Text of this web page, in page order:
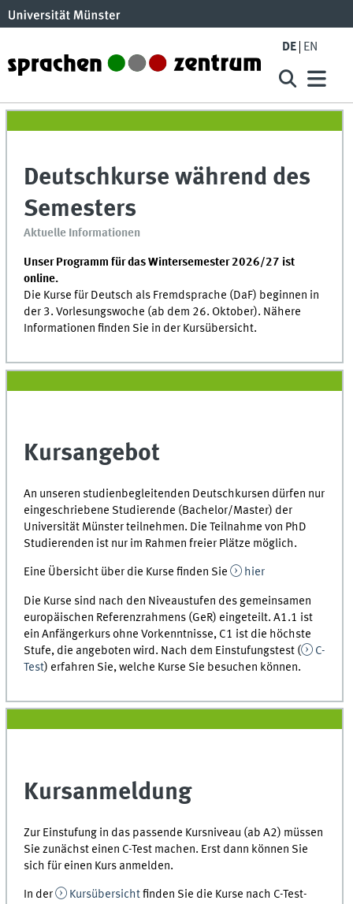
DE EN
Deutschkurse während des
Semesters
Aktuelle Informationen
Unser Programm für das Wintersemester 2026/27 ist
online.
Die Kurse für Deutsch als Fremdsprache (DaF) beginnen in
der 3. Vorlesungswoche (ab dem 26. Oktober). Nähere
Informationen finden Sie in der Kursübersicht.
Kursangebot
An unseren studienbegleitenden Deutschkursen dürfen nur
eingeschriebene Studierende (Bachelor/Master) der
Universität Münster teilnehmen. Die Teilnahme von PhD
Studierenden ist nur im Rahmen freier Plätze möglich.
Eine Übersicht über die Kurse finden Sie hier
Die Kurse sind nach den Niveaustufen des gemeinsamen
europäischen Referenzrahmens (GeR) eingeteilt. A1.1 ist
ein Anfängerkurs ohne Vorkenntnisse, C1 ist die höchste
Stufe, die angeboten wird. Nach dem Einstufungstest (
C-
Test) erfahren Sie, welche Kurse Sie besuchen können.
Kursanmeldung
Zur Einstufung in das passende Kursniveau (ab A2) müssen
Sie zunächst einen C-Test machen. Erst dann können Sie
sich für einen Kurs anmelden.
In der Kursübersichtfinden Sie die Kurse nach C-Test-